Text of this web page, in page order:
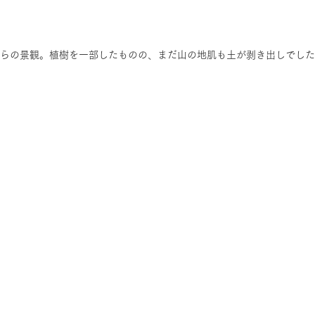
の景観。植樹を一部したものの、まだ山の地肌も土が剥き出しでし